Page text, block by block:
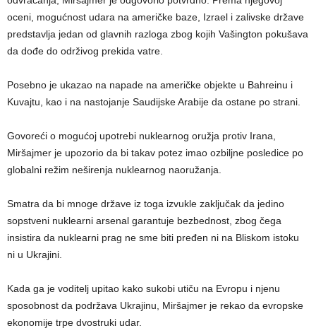
oceni, mogućnost udara na američke baze, Izrael i zalivske države
predstavlja jedan od glavnih razloga zbog kojih Vašington pokušava
da dođe do održivog prekida vatre.
Posebno je ukazao na napade na američke objekte u Bahreinu i
Kuvajtu, kao i na nastojanje Saudijske Arabije da ostane po strani.
Govoreći o mogućoj upotrebi nuklearnog oružja protiv Irana,
Miršajmer je upozorio da bi takav potez imao ozbiljne posledice po
globalni režim neširenja nuklearnog naoružanja.
Smatra da bi mnoge države iz toga izvukle zaključak da jedino
sopstveni nuklearni arsenal garantuje bezbednost, zbog čega
insistira da nuklearni prag ne sme biti pređen ni na Bliskom istoku
ni u Ukrajini.
Kada ga je voditelj upitao kako sukobi utiču na Evropu i njenu
sposobnost da podržava Ukrajinu, Miršajmer je rekao da evropske
ekonomije trpe dvostruki udar.